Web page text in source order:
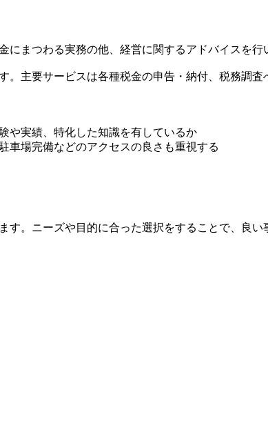
まつわる実務の他、経営に関するアドバイスを行
主要サービスは各種税金の申告・納付、税務調
や実績、特化した知識を有しているか
車場完備などのアクセスの良さも重視する
。ニーズや目的に合った選択をすることで、良い